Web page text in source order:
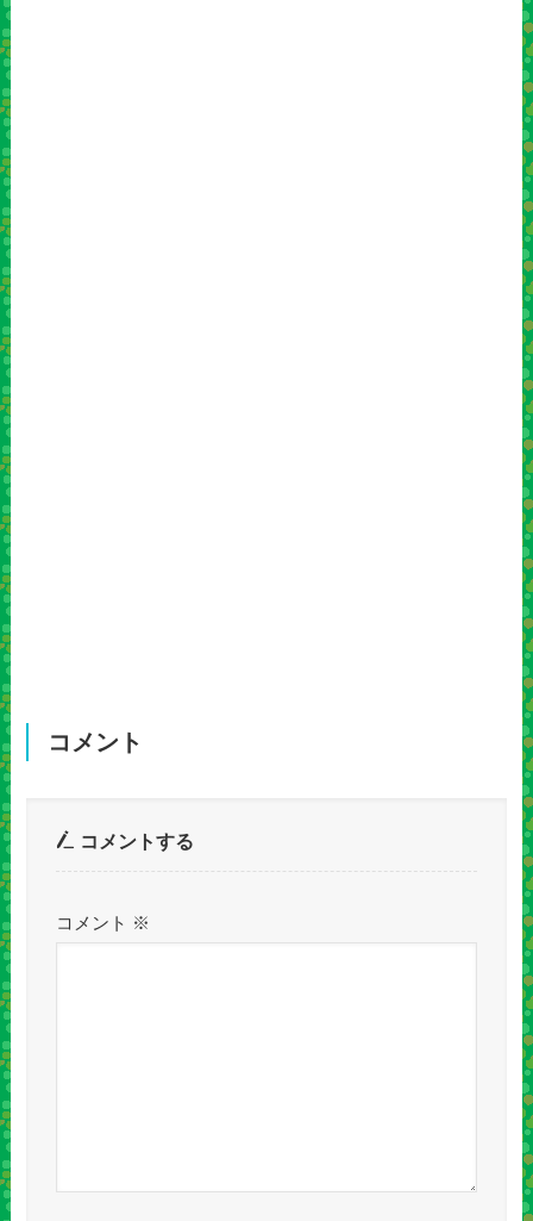
コメント
コメントする
コメント ※